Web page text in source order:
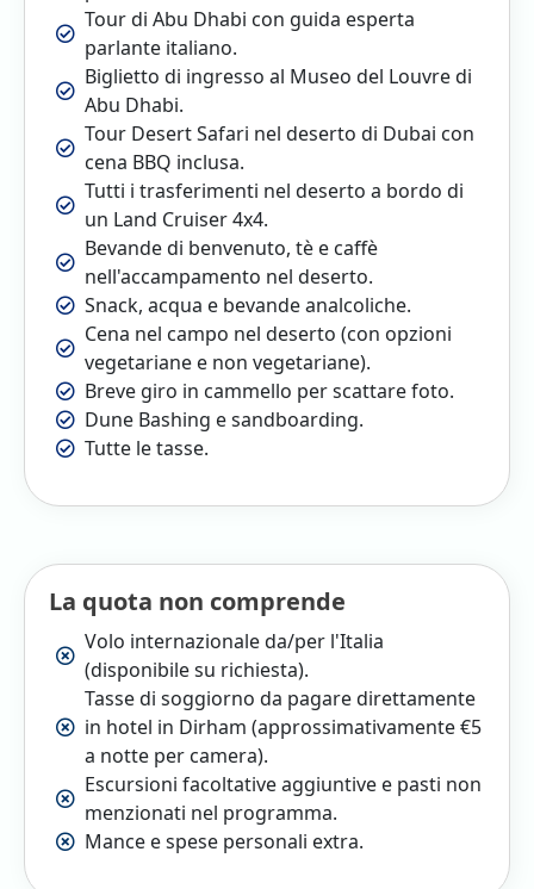
Tour di Abu Dhabi con guida esperta
parlante italiano.
Biglietto di ingresso al Museo del Louvre di
Abu Dhabi.
Tour Desert Safari nel deserto di Dubai con
cena BBQ inclusa.
Tutti i trasferimenti nel deserto a bordo di
un Land Cruiser 4x4.
Bevande di benvenuto, tè e caffè
nell'accampamento nel deserto.
Snack, acqua e bevande analcoliche.
Cena nel campo nel deserto (con opzioni
vegetariane e non vegetariane).
Breve giro in cammello per scattare foto.
Dune Bashing e sandboarding.
Tutte le tasse.
La quota non comprende
Volo internazionale da/per l'Italia
(disponibile su richiesta).
Tasse di soggiorno da pagare direttamente
in hotel in Dirham (approssimativamente €5
a notte per camera).
Escursioni facoltative aggiuntive e pasti non
menzionati nel programma.
Mance e spese personali extra.